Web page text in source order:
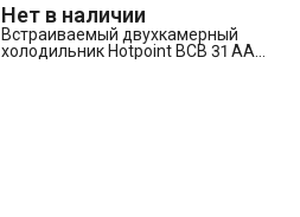
Нет в наличии
Встраиваемый двухкамерный
холодильник Hotpoint BCB 31 AA